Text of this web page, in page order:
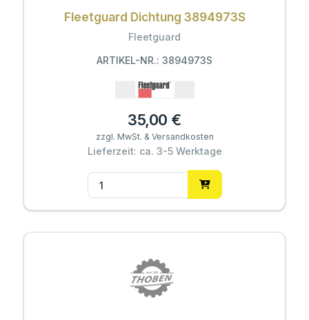
Fleetguard Dichtung 3894973S
Fleetguard
ARTIKEL-NR.: 3894973S
35,00 €
zzgl. MwSt. & Versandkosten
Lieferzeit: ca. 3-5 Werktage